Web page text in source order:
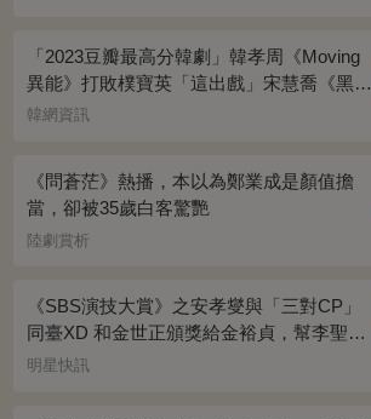
「2023豆瓣最高分韓劇」韓孝周《Moving
異能》打敗樸寶英「這出戲」宋慧喬《黑暗
榮耀》奪冠
韓網資訊
《問蒼茫》熱播，本以為鄭業成是顏值擔
當，卻被35歲白客驚艷
陸劇賞析
《SBS演技大賞》之安孝燮與「三對CP」
同臺XD 和金世正頒獎給金裕貞，幫李聖經
披外套超甜~
明星快訊